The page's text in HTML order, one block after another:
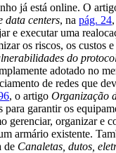
já está online. O
data centers, na pág. 24
e executar uma
os riscos, os custos
do
adotado no
de redes que
, o artigo Organização
para garantir os
gerenciar, organizar e
armário existente.
de Canaletas, dutos,